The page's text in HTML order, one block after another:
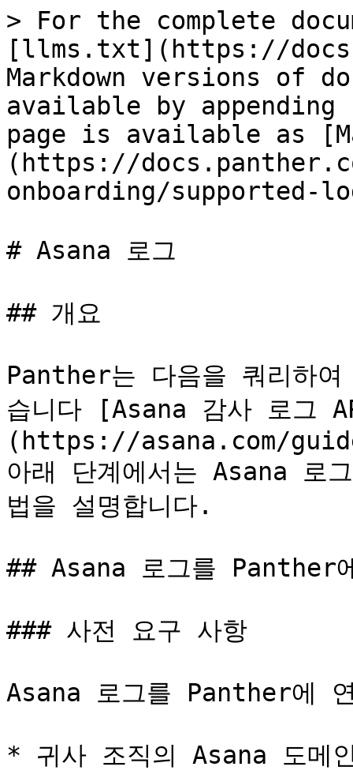
> For the complete
[llms.txt](https://
Markdown versions of
available by
page is available as
(https://
onboarding/supported-
# Asana 로그
## 개요
Panther는 다음을 쿼리하
습니다 [Asana 감사 로그
(https://asana.com/
아래 단계에서는 Asana 로
법을 설명합니다.
## Asana 로그를 Panther
### 사전 요구 사항
Asana 로그를 Panther에
* 귀사 조직의 Asana 도메